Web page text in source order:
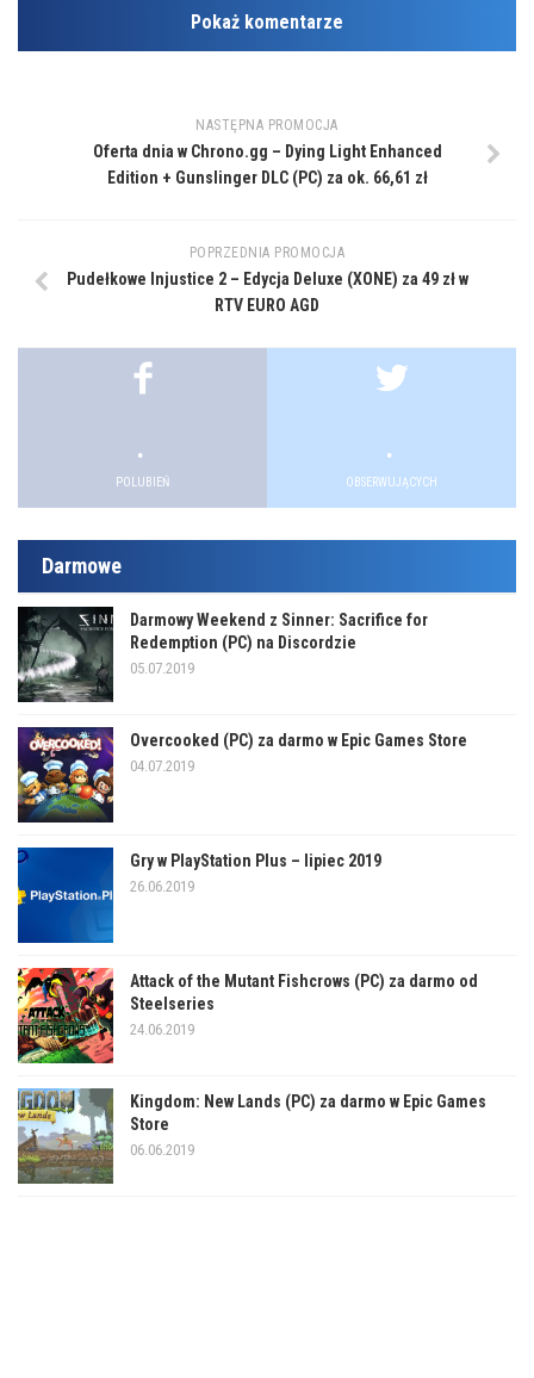
Pokaż komentarze
NASTĘPNA PROMOCJA
Oferta dnia w Chrono.gg – Dying Light Enhanced
Edition + Gunslinger DLC (PC) za ok. 66,61 zł
POPRZEDNIA PROMOCJA
Pudełkowe Injustice 2 – Edycja Deluxe (XONE) za 49 zł w
RTV EURO AGD
.
POLUBIEŃ
.
OBSERWUJĄCYCH
Darmowe
Darmowy Weekend z Sinner: Sacrifice for
Redemption (PC) na Discordzie
05.07.2019
Overcooked (PC) za darmo w Epic Games Store
04.07.2019
Gry w PlayStation Plus – lipiec 2019
26.06.2019
Attack of the Mutant Fishcrows (PC) za darmo od
Steelseries
24.06.2019
Kingdom: New Lands (PC) za darmo w Epic Games
Store
06.06.2019